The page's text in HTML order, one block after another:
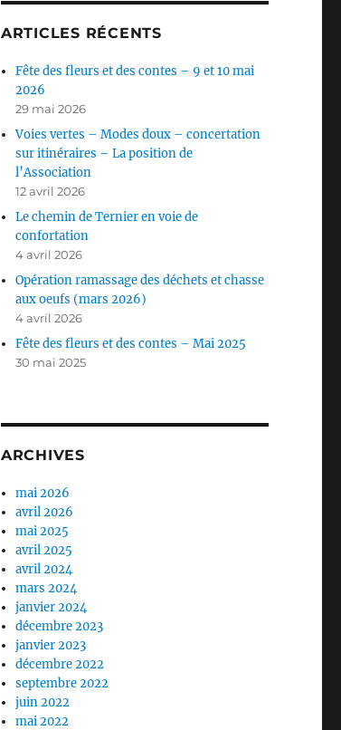
ARTICLES RÉCENTS
Fête des fleurs et des contes – 9 et 10 mai
2026
29 mai 2026
Voies vertes – Modes doux – concertation
sur itinéraires – La position de
l’Association
12 avril 2026
Le chemin de Ternier en voie de
confortation
4 avril 2026
Opération ramassage des déchets et chasse
aux oeufs (mars 2026)
4 avril 2026
Fête des fleurs et des contes – Mai 2025
30 mai 2025
ARCHIVES
mai 2026
avril 2026
mai 2025
avril 2025
avril 2024
mars 2024
janvier 2024
décembre 2023
janvier 2023
décembre 2022
septembre 2022
juin 2022
mai 2022